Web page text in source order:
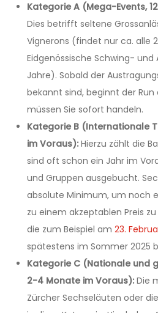
Kategorie A (Mega-Events,
Dies betrifft seltene
Vignerons (findet nur ca. alle
Eidgenössische Schwing-
Jahre). Sobald der
bekannt sind, beginnt der
müssen Sie sofort handeln.
Kategorie B (Internationale
im Voraus): Hierzu zählt die
sind oft schon ein Jahr im
und Gruppen ausgebucht.
absolute Minimum, um noch
zu einem akzeptablen Preis
die zum Beispiel am 23.
spätestens im Sommer 2025
Kategorie C (Nationale und
2-4 Monate im Voraus): Die
Zürcher Sechseläuten oder